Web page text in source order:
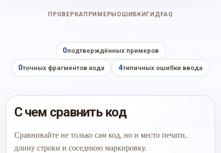
ПРОВЕРКА ПРИМЕРЫ ОШИБКИ ГИД FAQ
0подтверждённых примеров
0точных фрагментов кода 4типичных ошибки ввода
С чем сравнить код
Сравнивайте не только сам код, но и место печати,
длину строки и соседнюю маркировку.